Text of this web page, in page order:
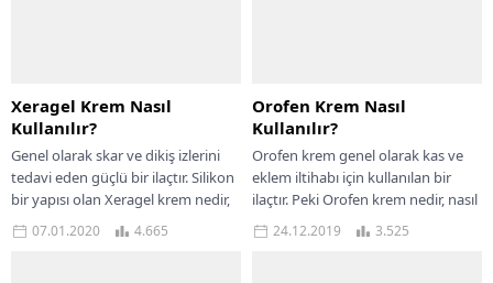
Xeragel Krem Nasıl
Kullanılır?
Genel olarak skar ve dikiş izlerini
tedavi eden güçlü bir ilaçtır. Silikon
bir yapısı olan Xeragel krem nedir,
nasıl kullanılır,...
07.01.2020 4.665
Orofen Krem Nasıl
Kullanılır?
Orofen krem genel olarak kas ve
eklem iltihabı için kullanılan bir
ilaçtır. Peki Orofen krem nedir, nasıl
kullanılır, yan etkileri...
24.12.2019 3.525